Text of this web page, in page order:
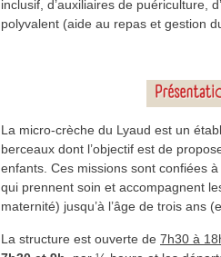
inclusif, d’auxiliaires de puériculture,
polyvalent (aide au repas et gestion
La micro-crèche du Lyaud est un
berceaux dont l’objectif est de
enfants. Ces missions sont confiées
qui prennent soin et accompagnent
maternité) jusqu’à l’âge de trois ans
La structure est ouverte de 7h30 à